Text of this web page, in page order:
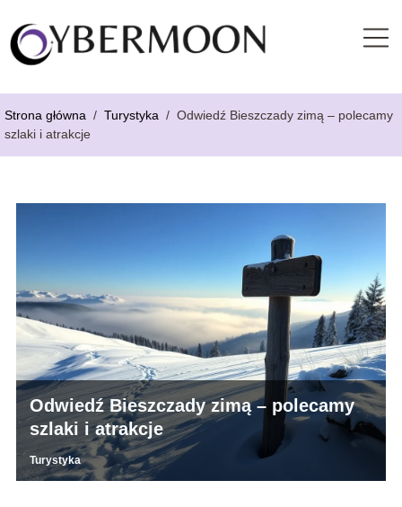
Strona główna / Turystyka / Odwiedź Bieszczady zimą – polecamy
szlaki i atrakcje
Odwiedź Bieszczady zimą – polecamy
szlaki i atrakcje
Turystyka